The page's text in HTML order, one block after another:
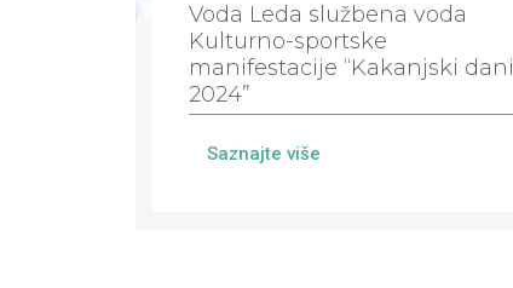
Voda Leda službena voda
Kulturno-sportske
manifestacije “Kakanjski dani
2024”
Saznajte više